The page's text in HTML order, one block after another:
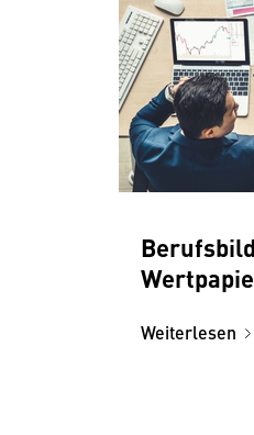
Berufsbild
Weiterlesen